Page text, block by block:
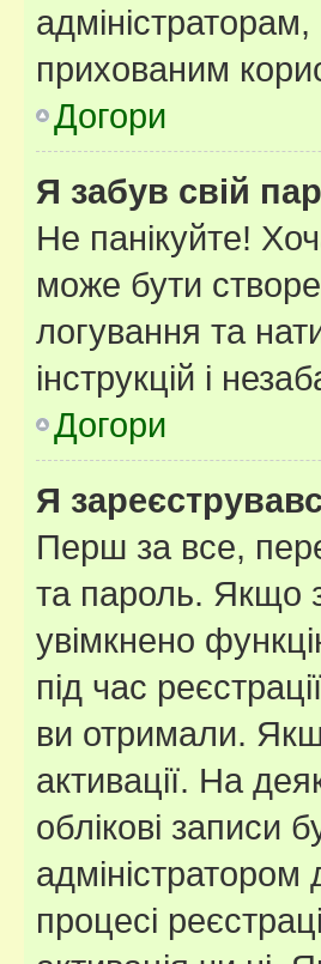
прихованим
Догори
Я забув свій
Не панікуйте!
може бути
логування та
інструкцій і
Догори
Я
Перш за все,
та пароль. Якщо
увімкнено
під час
ви отримали.
активації. На
облікові записи
процесі